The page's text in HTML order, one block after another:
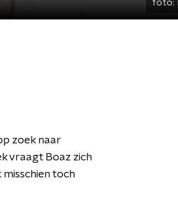
foto:
zoek naar
vraagt Boaz zich
toch